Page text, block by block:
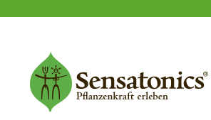
Hauptinhalt springen
Zur Suche springen
Zur Hauptnavigation springen